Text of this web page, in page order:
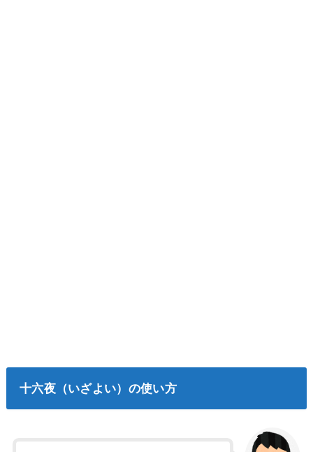
十六夜（いざよい）の使い方